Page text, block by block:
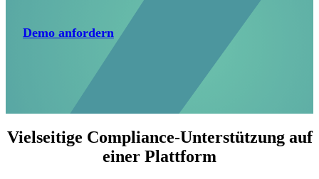
Demo anfordern
Vielseitige Compliance-Unterstützung auf
einer Plattform